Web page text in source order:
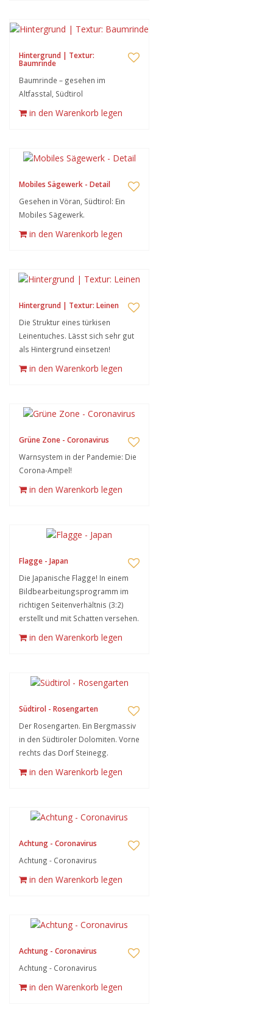
Hintergrund | Textur:
Baumrinde
Baumrinde – gesehen im
Altfasstal, Südtirol
in den Warenkorb legen
Mobiles Sägewerk - Detail
Gesehen in Vöran, Südtirol: Ein
Mobiles Sägewerk.
in den Warenkorb legen
Hintergrund | Textur: Leinen
Die Struktur eines türkisen
Leinentuches. Lässt sich sehr gut
als Hintergrund einsetzen!
in den Warenkorb legen
Grüne Zone - Coronavirus
Warnsystem in der Pandemie: Die
Corona-Ampel!
in den Warenkorb legen
Flagge - Japan
Die Japanische Flagge! In einem
Bildbearbeitungsprogramm im
richtigen Seitenverhältnis (3:2)
erstellt und mit Schatten versehen.
in den Warenkorb legen
Südtirol - Rosengarten
Der Rosengarten. Ein Bergmassiv
in den Südtiroler Dolomiten. Vorne
rechts das Dorf Steinegg.
in den Warenkorb legen
Achtung - Coronavirus
Achtung - Coronavirus
in den Warenkorb legen
Achtung - Coronavirus
Achtung - Coronavirus
in den Warenkorb legen